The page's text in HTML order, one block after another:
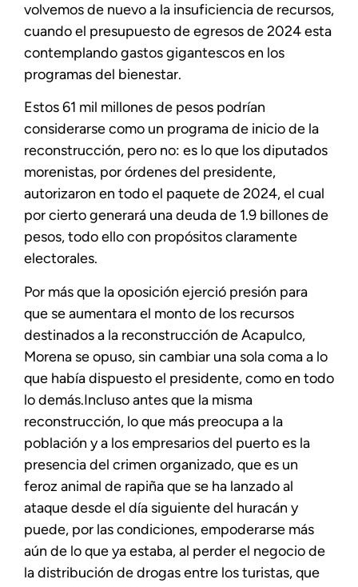
volvemos de nuevo a la insuficiencia de recursos,
cuando el presupuesto de egresos de 2024 esta
contemplando gastos gigantescos en los
programas del bienestar.
Estos 61 mil millones de pesos podrían
considerarse como un programa de inicio de la
reconstrucción, pero no: es lo que los diputados
morenistas, por órdenes del presidente,
autorizaron en todo el paquete de 2024, el cual
por cierto generará una deuda de 1.9 billones de
pesos, todo ello con propósitos claramente
electorales.
Por más que la oposición ejerció presión para
que se aumentara el monto de los recursos
destinados a la reconstrucción de Acapulco,
Morena se opuso, sin cambiar una sola coma a lo
que había dispuesto el presidente, como en todo
lo demás.Incluso antes que la misma
reconstrucción, lo que más preocupa a la
población y a los empresarios del puerto es la
presencia del crimen organizado, que es un
feroz animal de rapiña que se ha lanzado al
ataque desde el día siguiente del huracán y
puede, por las condiciones, empoderarse más
aún de lo que ya estaba, al perder el negocio de
la distribución de drogas entre los turistas, que